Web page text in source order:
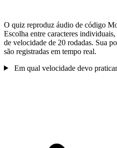
O quiz reproduz áudio de código
Escolha entre caracteres
de velocidade de 20 rodadas. Sua
são registradas em tempo real.
Em qual velocidade devo